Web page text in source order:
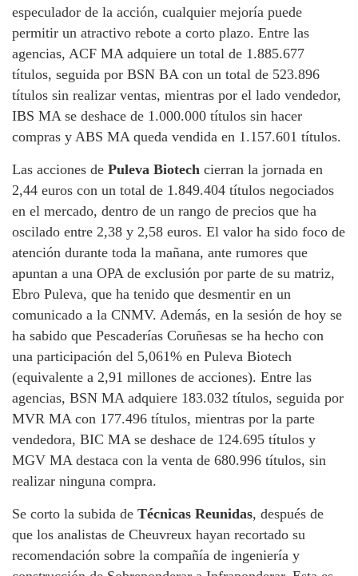
especulador de la acción, cualquier mejoría puede
permitir un atractivo rebote a corto plazo. Entre las
agencias, ACF MA adquiere un total de 1.885.677
títulos, seguida por BSN BA con un total de 523.896
títulos sin realizar ventas, mientras por el lado vendedor,
IBS MA se deshace de 1.000.000 títulos sin hacer
compras y ABS MA queda vendida en 1.157.601 títulos.
Las acciones de Puleva Biotech cierran la jornada en
2,44 euros con un total de 1.849.404 títulos negociados
en el mercado, dentro de un rango de precios que ha
oscilado entre 2,38 y 2,58 euros. El valor ha sido foco de
atención durante toda la mañana, ante rumores que
apuntan a una OPA de exclusión por parte de su matriz,
Ebro Puleva, que ha tenido que desmentir en un
comunicado a la CNMV. Además, en la sesión de hoy se
ha sabido que Pescaderías Coruñesas se ha hecho con
una participación del 5,061% en Puleva Biotech
(equivalente a 2,91 millones de acciones). Entre las
agencias, BSN MA adquiere 183.032 títulos, seguida por
MVR MA con 177.496 títulos, mientras por la parte
vendedora, BIC MA se deshace de 124.695 títulos y
MGV MA destaca con la venta de 680.996 títulos, sin
realizar ninguna compra.
Se corto la subida de Técnicas Reunidas, después de
que los analistas de Cheuvreux hayan recortado su
recomendación sobre la compañía de ingeniería y